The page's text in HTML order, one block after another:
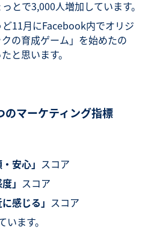
とで3,000人増加しています。
11月にFacebook内でオリジ
の育成ゲーム」を始めたの
と思います。
のマーケティング指標
・安心」 スコア
」 スコア
に感じる」 スコア
ます。